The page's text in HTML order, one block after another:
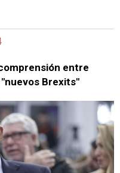
entre
Brexits"